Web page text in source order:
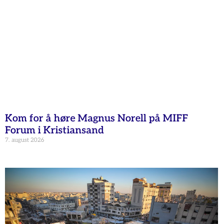
Kom for å høre Magnus Norell på MIFF
Forum i Kristiansand
7. august 2026